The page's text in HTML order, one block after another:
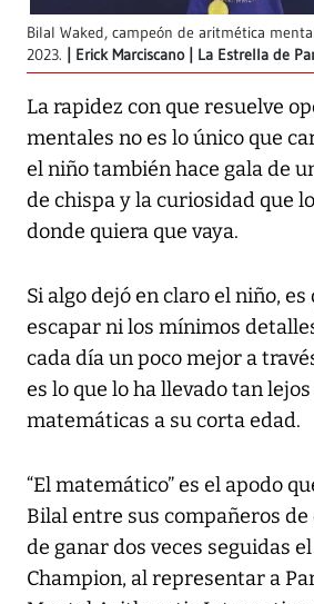
Bilal Waked, campeón de aritmética
2023.
Erick Marciscano | La Estrella de
La rapidez con que resuelve
mentales no es lo único que
el niño también hace gala de
de chispa y la curiosidad que
donde quiera que vaya.
Si algo dejó en claro el niño,
escapar ni los mínimos
cada día un poco mejor a
es lo que lo ha llevado tan
matemáticas a su corta edad.
“El matemático” es el apodo
Bilal entre sus compañeros de
de ganar dos veces seguidas
Champion, al representar a